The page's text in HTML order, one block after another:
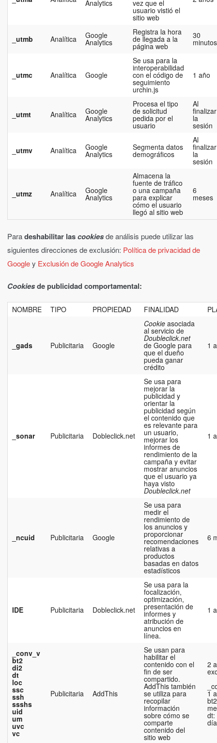
Analytics vez que el
usuario vistió el
sitio web
_utmb Analítica Google
Analytics
Registra la hora
de llegada a la
página web
30
minutos
_utmc Analítica Google
Se usa para la
interoperabilidad
con el código de
seguimiento
urchin.js
1 año
_utmt Analítica Google
Analytics
Procesa el tipo
de solicitud
pedida por el
usuario
Al
finalizar
la
sesión
_utmv Analítica Google
Analytics
Segmenta datos
demográficos
Al
finalizar
la
sesión
_utmz Analítica Google
Analytics
Almacena la
fuente de tráfico
o una campaña
para explicar
cómo el usuario
llegó al sitio web
6
meses
Paradeshabilitar lascookiesde análisis puede utilizar las
siguientes direcciones de exclusión: Política de privacidad de
Googley Exclusión de Google Analytics
Cookiesde publicidad comportamental:
NOMBRE TIPO PROPIEDAD FINALIDAD
_gads Publicitaria Google
Cookie asociada
al servicio de
Doubleclick.net
de Google para
que el dueño
pueda ganar
crédito
1
_sonar Publicitaria Dobleclick.net
Se usa para
mejorar la
publicidad y
orientar la
publicidad según
el contenido que
es relevante para
un usuario,
mejorar los
informes de
rendimiento de la
campaña y evitar
mostrar anuncios
que el usuario ya
haya visto
Doubleclick.net
1
_ncuid Publicitaria Google
Se usa para
medir el
rendimiento de
los anuncios y
proporcionar
recomendaciones
relativas a
productos
basadas en datos
estadísticos
6
IDE Publicitaria Dobleclick.net
Se usa para la
focalización,
optimización,
presentación de
informes y
atribución de
anuncios en
línea.
1
_conv_v
bt2
di2
dt
loc
ssc
ssh
ssshs
uid
um
uvc
vc
Publicitaria AddThis
Se usan para
habilitar el
contenido con el
fin de ser
compartido.
AddThis también
se utiliza para
recopilar
información
sobre cómo se
comparte
contenido del
sitio web
2
1
dt: